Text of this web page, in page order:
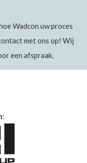
Wadcon uw proces
met ons op! Wij
een afspraak.